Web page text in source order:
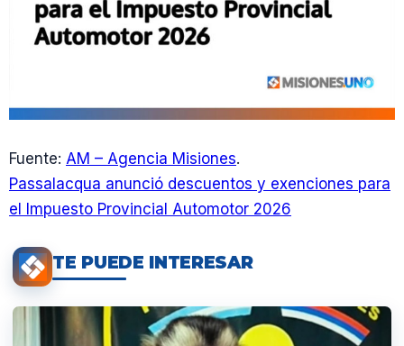
Fuente: AM – Agencia Misiones.
Passalacqua anunció descuentos y exenciones para
el Impuesto Provincial Automotor 2026
TE PUEDE INTERESAR